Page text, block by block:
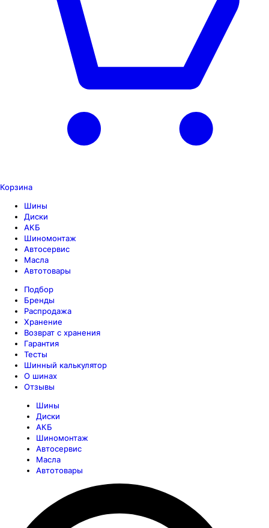
Корзина
Шины
Диски
АКБ
Шиномонтаж
Автосервис
Масла
Автотовары
Подбор
Бренды
Распродажа
Хранение
Возврат с хранения
Гарантия
Тесты
Шинный калькулятор
О шинах
Отзывы
Шины
Диски
АКБ
Шиномонтаж
Автосервис
Масла
Автотовары